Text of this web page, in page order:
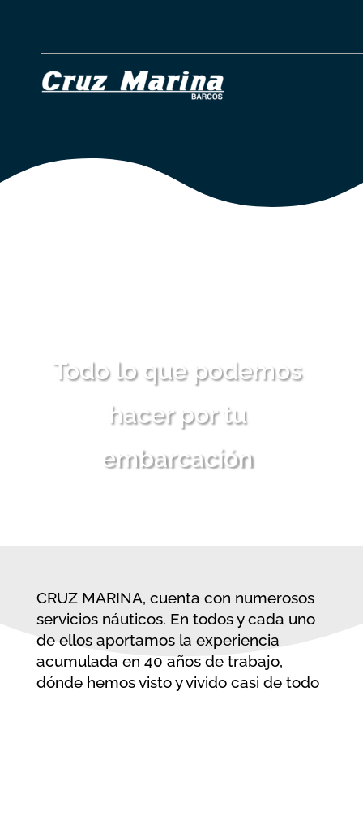
Todo lo que podemos
hacer por tu
embarcación
CRUZ MARINA, cuenta con numerosos
servicios náuticos. En todos y cada uno
de ellos aportamos la experiencia
acumulada en 40 años de trabajo,
dónde hemos visto y vivido casi de todo